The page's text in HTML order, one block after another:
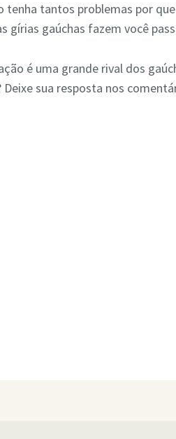
tenha tantos problemas por
gírias gaúchas fazem você
é uma grande rival dos
sua resposta nos